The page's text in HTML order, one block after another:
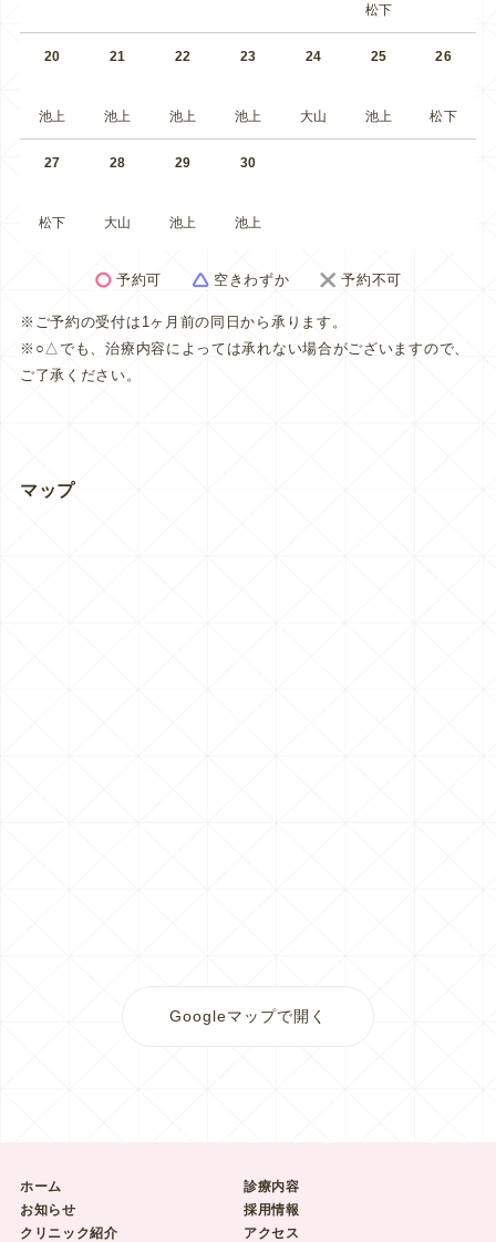
松下
20
池上
21
池上
22
池上
23
池上
24
大山
25
池上
26
松下
27
松下
28
大山
29
池上
30
池上
予約可 空きわずか 予約不可
※ご予約の受付は1ヶ月前の同日から承ります。
※○△でも、治療内容によっては承れない場合がございますので、
ご了承ください。
マップ
Googleマップで開く
ホーム
お知らせ
クリニック紹介
診療内容
採用情報
アクセス